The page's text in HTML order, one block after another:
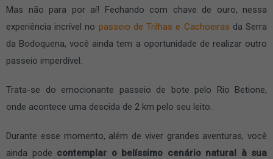
Mas não para por aí! Fechando com chave de ouro, nessa
experiência incrível no passeio de Trilhas e Cachoeiras da Serra
da Bodoquena, você ainda tem a oportunidade de realizar outro
passeio imperdível.
Trata-se do emocionante passeio de bote pelo Rio Betione,
onde acontece uma descida de 2 km pelo seu leito.
Durante esse momento, além de viver grandes aventuras, você
ainda pode contemplar o belíssimo cenário natural à sua